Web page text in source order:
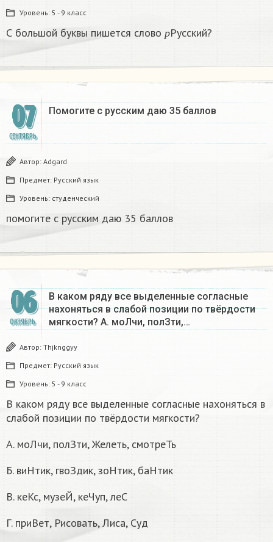
Уровень: 5 - 9 класс
С большой буквы пишется слово р Русский?
07
СЕНТЯБРЬ
Помогите с русским даю 35 баллов
Автор: Adgard
Предмет: Русский язык
Уровень: студенческий
помогите с русским даю 35 баллов
06
ОКТЯБРЬ
В каком ряду все выделенные согласные
нахоняться в слабой позиции по твёрдости
мягкости? А. моЛчи, полЗти,…
Автор: Thjknggyy
Предмет: Русский язык
Уровень: 5 - 9 класс
В каком ряду все выделенные согласные нахоняться в
слабой позиции по твёрдости мягкости?
А. моЛчи, полЗти, Желеть, смотреТь
Б. виНтик, гвоЗдик, зоНтик, баНтик
В. кеКс, музеЙ, кеЧуп, леС
Г. приВет, Рисовать, Лиса, Суд